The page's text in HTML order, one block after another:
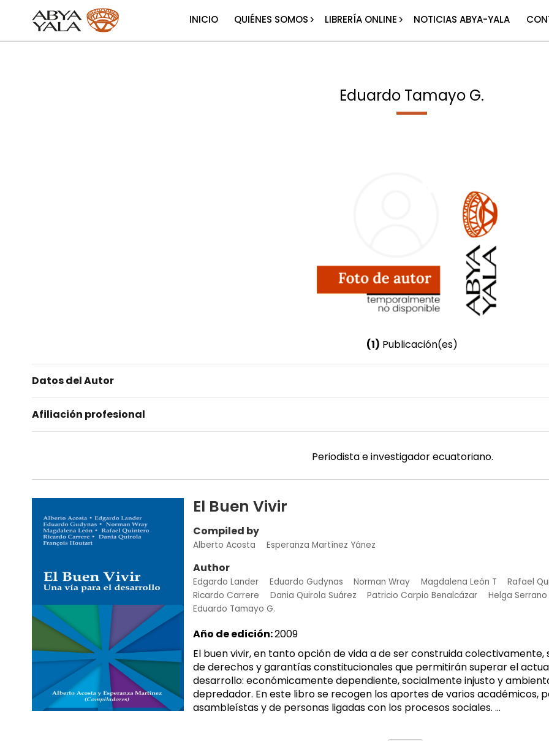
INICIO QUIÉNES SOMOS LIBRERÍA ONLINE NOTICIAS ABYA-YALA
Eduardo Tamayo G.
(1) Publicación(es)
Datos del Autor
Masculino
Afiliación profesional
Periodista e investigador ecuatoriano.
El Buen Vivir
Compiled by
Alberto Acosta Esperanza Martínez Yánez
Author
Edgardo Lander Eduardo Gudynas Norman Wray Magdalena León T
Rafael
Ricardo Carrere
Dania Quirola Suárez Patricio Carpio Benalcázar
Helga
Eduardo Tamayo G.
Año de edición:2009
El buen vivir, en tanto opción de vida a de ser construida colectivamente,
de derechos y garantías constitucionales que permitirán superar el
desarrollo: económicamente dependiente, socialmente injusto y
depredador. En este libro se recogen los aportes de varios académicos,
asambleístas y de personas ligadas con los procesos sociales. ...